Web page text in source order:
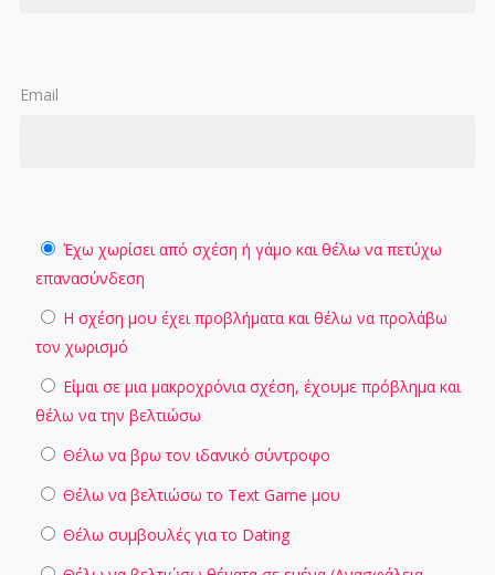
Email
Έχω χωρίσει από σχέση ή γάμο και θέλω να πετύχω
επανασύνδεση
Η σχέση μου έχει προβλήματα και θέλω να προλάβω
τον χωρισμό
Είμαι σε μια μακροχρόνια σχέση, έχουμε πρόβλημα και
θέλω να την βελτιώσω
Θέλω να βρω τον ιδανικό σύντροφο
Θέλω να βελτιώσω το Text Game μου
Θέλω συμβουλές για το Dating